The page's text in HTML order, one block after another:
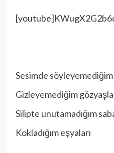
Sesimde
Gizleyemediğim
Silipte unutamadığım
Kokladığım eşyaları